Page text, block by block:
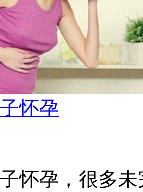
怀孕
怀孕，很多